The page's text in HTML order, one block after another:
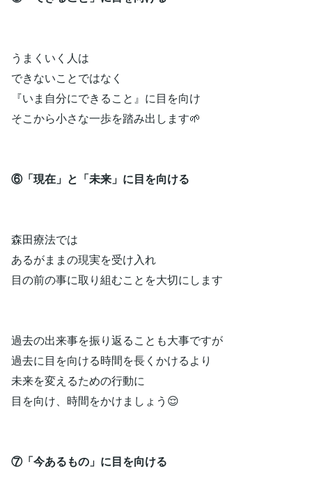
うまくいく人は
できないことではなく
『いま自分にできること』に目を向け
そこから小さな一歩を踏み出します🌱
⑥「現在」と「未来」に目を向ける
森田療法では
あるがままの現実を受け入れ
目の前の事に取り組むことを大切にします
過去の出来事を振り返ることも大事ですが
過去に目を向ける時間を長くかけるより
未来を変えるための行動に
目を向け、時間をかけましょう😌
⑦「今あるもの」に目を向ける